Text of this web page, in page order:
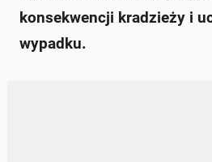
konsekwencji kradzieży i
wypadku.